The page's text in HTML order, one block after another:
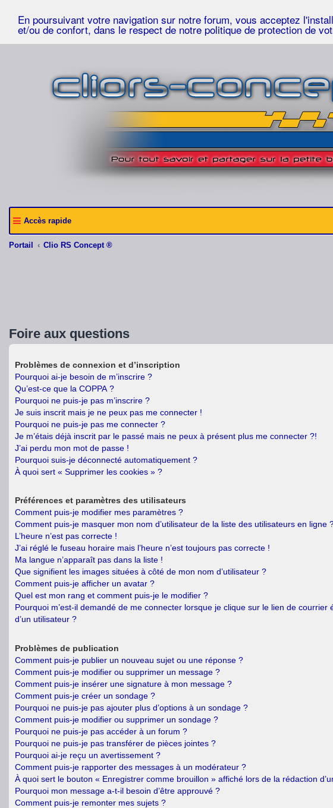
En poursuivant votre navigation sur notre forum, vous acceptez
et/ou de confort, dans le respect de notre politique de protection de
Accès rapide
Portail Clio RS Concept ®
Foire aux questions
Problèmes de connexion et d’inscription
Pourquoi ai-je besoin de m’inscrire ?
Qu’est-ce que la COPPA ?
Pourquoi ne puis-je pas m’inscrire ?
Je suis inscrit mais je ne peux pas me connecter !
Pourquoi ne puis-je pas me connecter ?
Je m’étais déjà inscrit par le passé mais ne peux à présent plus me connecter ?!
J’ai perdu mon mot de passe !
Pourquoi suis-je déconnecté automatiquement ?
À quoi sert « Supprimer les cookies » ?
Préférences et paramètres des utilisateurs
Comment puis-je modifier mes paramètres ?
Comment puis-je masquer mon nom d’utilisateur de la liste des utilisateurs en ligne
L’heure n’est pas correcte !
J’ai réglé le fuseau horaire mais l’heure n’est toujours pas correcte !
Ma langue n’apparaît pas dans la liste !
Que signifient les images situées à côté de mon nom d’utilisateur ?
Comment puis-je afficher un avatar ?
Quel est mon rang et comment puis-je le modifier ?
Pourquoi m’est-il demandé de me connecter lorsque je clique sur le lien de courrier
d’un utilisateur ?
Problèmes de publication
Comment puis-je publier un nouveau sujet ou une réponse ?
Comment puis-je modifier ou supprimer un message ?
Comment puis-je insérer une signature à mon message ?
Comment puis-je créer un sondage ?
Pourquoi ne puis-je pas ajouter plus d’options à un sondage ?
Comment puis-je modifier ou supprimer un sondage ?
Pourquoi ne puis-je pas accéder à un forum ?
Pourquoi ne puis-je pas transférer de pièces jointes ?
Pourquoi ai-je reçu un avertissement ?
Comment puis-je rapporter des messages à un modérateur ?
À quoi sert le bouton « Enregistrer comme brouillon » affiché lors de la rédaction
Pourquoi mon message a-t-il besoin d’être approuvé ?
Comment puis-je remonter mes sujets ?